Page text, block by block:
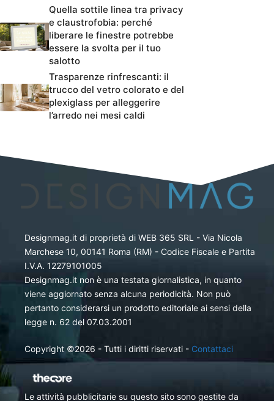
Quella sottile linea tra privacy
e claustrofobia: perché
liberare le finestre potrebbe
essere la svolta per il tuo
salotto
Trasparenze rinfrescanti: il
trucco del vetro colorato e del
plexiglass per alleggerire
l’arredo nei mesi caldi
Designmag.it di proprietà di WEB 365 SRL - Via Nicola
Marchese 10, 00141 Roma (RM) - Codice Fiscale e Partita
I.V.A. 12279101005
Designmag.it non è una testata giornalistica, in quanto
viene aggiornato senza alcuna periodicità. Non può
pertanto considerarsi un prodotto editoriale ai sensi della
legge n. 62 del 07.03.2001
Copyright ©2026 - Tutti i diritti riservati - Contattaci
Le attività pubblicitarie su questo sito sono gestite da